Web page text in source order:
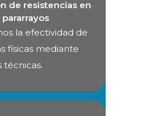
de resistencias en
la efectividad de
físicas mediante
técnicas.